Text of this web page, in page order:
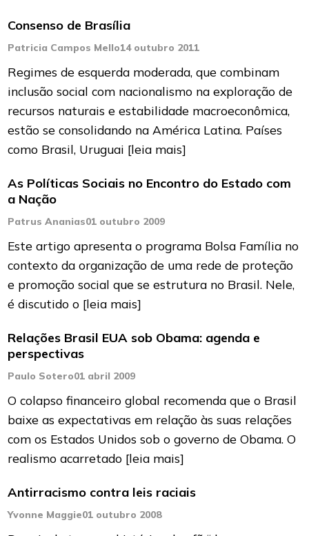
Consenso de Brasília
Patricia Campos Mello14 outubro 2011
Regimes de esquerda moderada, que combinam
inclusão social com nacionalismo na exploração de
recursos naturais e estabilidade macroeconômica,
estão se consolidando na América Latina. Países
como Brasil, Uruguai [leia mais]
As Políticas Sociais no Encontro do Estado com
a Nação
Patrus Ananias01 outubro 2009
Este artigo apresenta o programa Bolsa Família no
contexto da organização de uma rede de proteção
e promoção social que se estrutura no Brasil. Nele,
é discutido o [leia mais]
Relações Brasil EUA sob Obama: agenda e
perspectivas
Paulo Sotero01 abril 2009
O colapso financeiro global recomenda que o Brasil
baixe as expectativas em relação às suas relações
com os Estados Unidos sob o governo de Obama. O
realismo acarretado [leia mais]
Antirracismo contra leis raciais
Yvonne Maggie01 outubro 2008